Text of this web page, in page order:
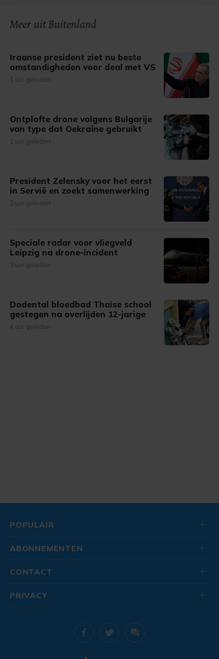
gemaakte keuze altijd wijzigen of intrekken.
Meer uit Buitenland
Iraanse president ziet nu beste
omstandigheden voor deal met VS
1 uur geleden
Ontplofte drone volgens Bulgarije
van type dat Oekraïne gebruikt
1 uur geleden
President Zelensky voor het eerst
in Servië en zoekt samenwerking
2 uur geleden
Speciale radar voor vliegveld
Leipzig na drone-incident
3 uur geleden
Dodental bloedbad Thaise school
gestegen na overlijden 12-jarige
4 uur geleden
POPULAIR
ABONNEMENTEN
CONTACT
PRIVACY